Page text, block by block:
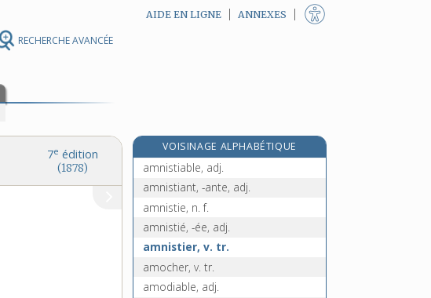
RECHERCHE AVANCÉE
AIDE EN LIGNE ANNEXES
7e édition
(1878)
VOISINAGE ALPHABÉTIQUE
amniotique, adj.
amnistiable, adj.
amnistiant, -ante, adj.
amnistie, n. f.
amnistié, -ée, adj.
amnistier, v. tr.
amocher, v. tr.
amodiable, adj.